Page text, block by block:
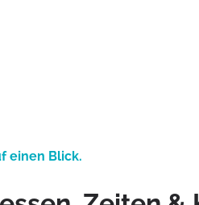
einen Blick.